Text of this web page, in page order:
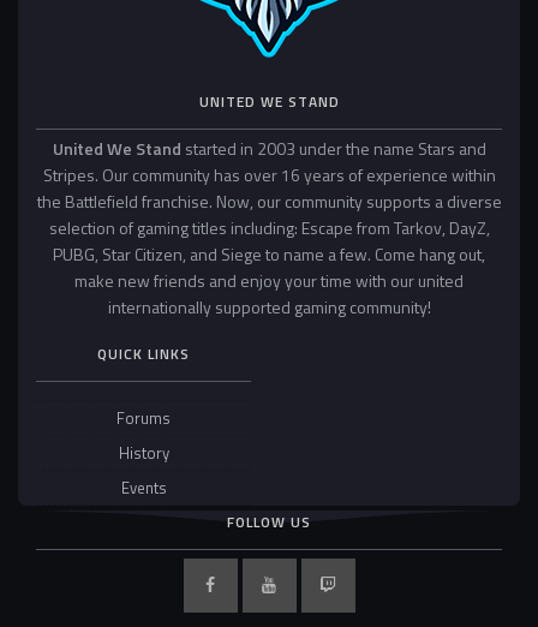
UNITED WE STAND
United We Stand started in 2003 under the name Stars and
Stripes. Our community has over 16 years of experience within
the Battlefield franchise. Now, our community supports a diverse
selection of gaming titles including: Escape from Tarkov, DayZ,
PUBG, Star Citizen, and Siege to name a few. Come hang out,
make new friends and enjoy your time with our united
internationally supported gaming community!
QUICK LINKS
Forums
History
Events
FOLLOW US